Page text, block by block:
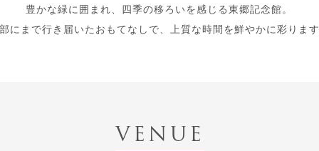
豊かな緑に囲まれ、四季の移ろいを感じる東郷記念館。
にまで行き届いたおもてなしで、上質な時間を鮮やかに彩りま
VENUE